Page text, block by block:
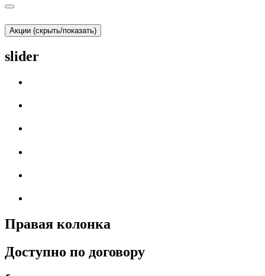
Акции (скрыть/показать)
slider
Правая колонка
Доступно по договору